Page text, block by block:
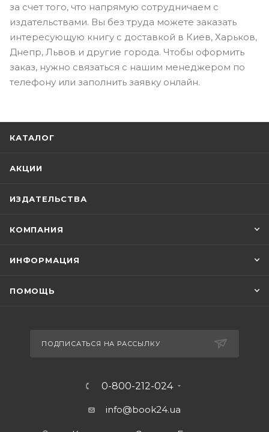
за счет того, что напрямую сотрудничаем с
издательствами. Вы без труда можете заказать
интересующую книгу с доставкой в Киев, Харьков,
Днепр, Львов и другие города. Чтобы оформить
заказ, нужно связаться с нашим менеджером по
телефону или заполнить заявку онлайн.
КАТАЛОГ
АКЦИИ
ИЗДАТЕЛЬСТВА
КОМПАНИЯ
ИНФОРМАЦИЯ
ПОМОЩЬ
ПОДПИСАТЬСЯ НА РАССЫЛКУ
0-800-212-024
info@book24.ua